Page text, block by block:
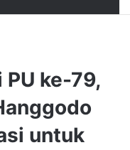
PU ke-79,
untuk